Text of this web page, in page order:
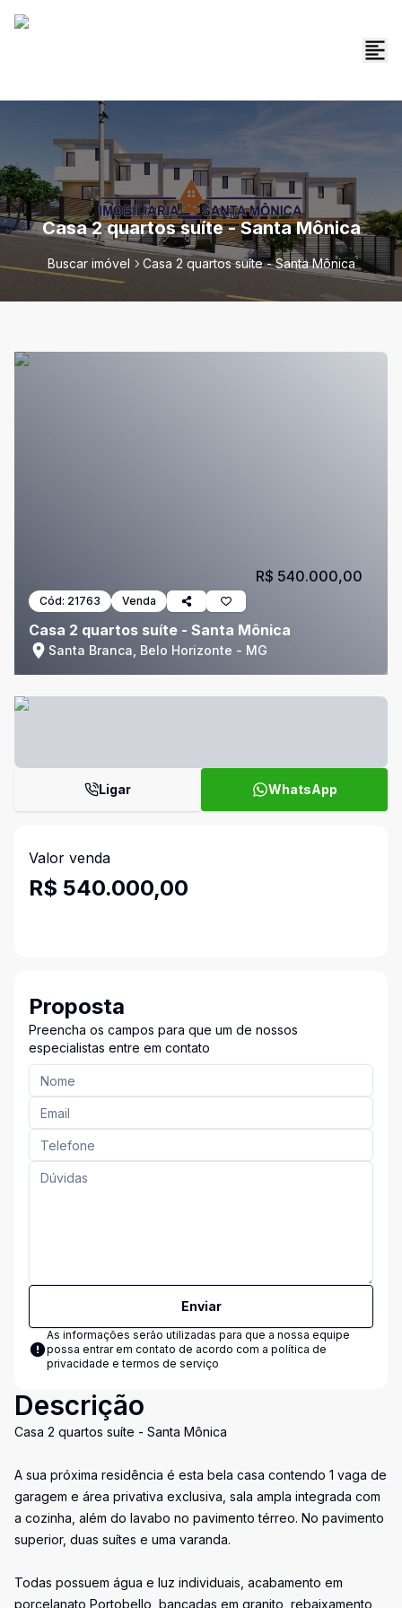
Casa 2 quartos suíte - Santa Mônica
Buscar imóvel Casa 2 quartos suíte - Santa Mônica
Cód: 21763 Venda
Casa 2 quartos suíte - Santa Mônica
Santa Branca, Belo Horizonte - MG
R$ 540.000,00
Ligar WhatsApp
Valor venda
R$ 540.000,00
Proposta
Preencha os campos para que um de nossos
especialistas entre em contato
Enviar
As informações serão utilizadas para que a nossa equipe
possa entrar em contato de acordo com a política de
privacidade e termos de serviço
Descrição
Casa 2 quartos suíte - Santa Mônica
A sua próxima residência é esta bela casa contendo 1 vaga de
garagem e área privativa exclusiva, sala ampla integrada com
a cozinha, além do lavabo no pavimento térreo. No pavimento
superior, duas suítes e uma varanda.
Todas possuem água e luz individuais, acabamento em
porcelanato Portobello, bancadas em granito, rebaixamento